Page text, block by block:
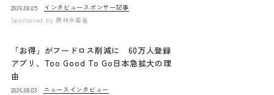
2026.08.05 インタビュー スポンサー記事
Sponsored by 農林水産省
「お得」がフードロス削減に 60万人登録
アプリ、Too Good To Go日本急拡大の理
由
2026.08.03 ニュース インタビュー